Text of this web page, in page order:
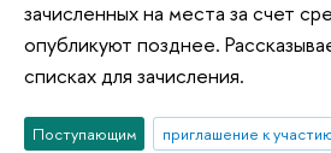
зачисленных на места за счет
опубликуют позднее.
списках для зачисления.
Поступающим приглашение к